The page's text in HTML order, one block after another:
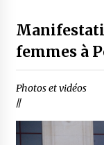
femmes à
Photos et vidéos
//